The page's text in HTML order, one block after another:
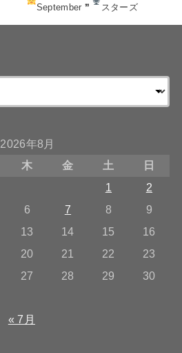
September ❞
スターズ
2026年8月
木 金 土
日
1
2
6 7 8
9
13 14 15
16
20 21 22
23
27 28 29
30
« 7月